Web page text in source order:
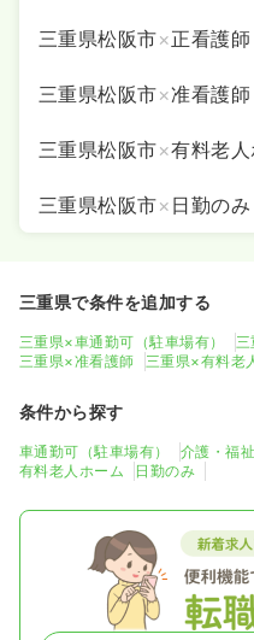
三重県松阪市×正看護師
三重県松阪市×准看護師
三重県松阪市×有料老
三重県松阪市× 日勤のみ
三重県で条件を追加する
三重県×車通勤可（駐車場有） 三
三重県×准看護師
三重県×有料老
条件から探す
車通勤可（駐車場有） 介護・福
有料老人ホーム
日勤のみ